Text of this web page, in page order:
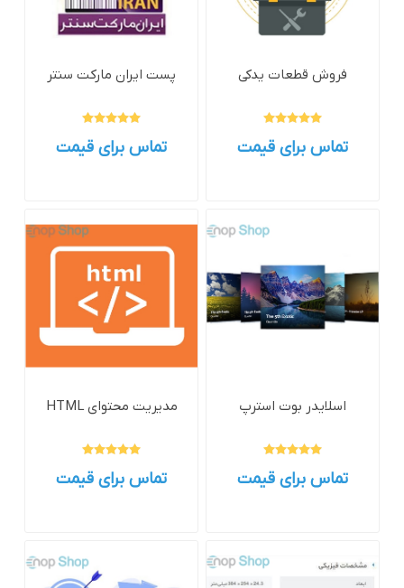
فروش قطعات یدکی
تماس برای قیمت
پست ایران مارکت سنتر
تماس برای قیمت
اسلایدر بوت استرپ
تماس برای قیمت
مدیریت محتوای HTML
تماس برای قیمت